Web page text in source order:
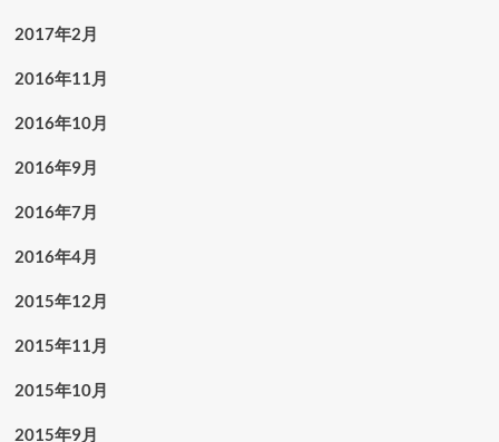
2017年2月
2016年11月
2016年10月
2016年9月
2016年7月
2016年4月
2015年12月
2015年11月
2015年10月
2015年9月